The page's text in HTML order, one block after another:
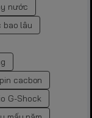
nước
bao lâu
pin cacbon
G-Shock